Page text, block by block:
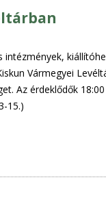
Vármegyei
Az érdeklődők
15.)